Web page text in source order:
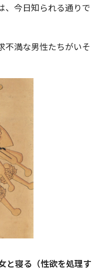
、今日知られる通りで
不満な男性たちがいそ
と寝る（性欲を処理す